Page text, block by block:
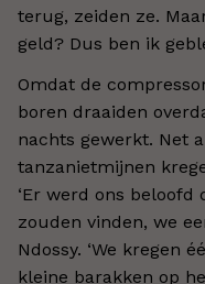
terug, zeiden ze.
geld? Dus ben ik
Omdat de
boren draaiden
nachts gewerkt. Net
tanzanietmijnen
‘Er werd ons
zouden vinden, we
Ndossy. ‘We kregen
kleine barakken op